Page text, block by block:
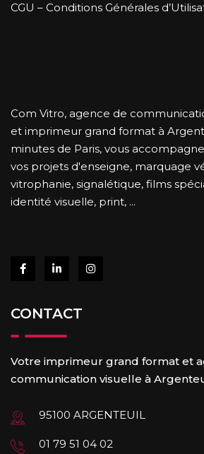
CGU – Conditions Générales
Com Vitro, agence de
et imprimeur grand format à
minutes de Paris, vous
vos projets d'enseigne, marquage
vitrophanie, signalétique, films
identité visuelle, print, ...
CONTACT
Votre imprimeur grand format et
communication visuelle à
95100 ARGENTEUIL
01 79 51 04 02